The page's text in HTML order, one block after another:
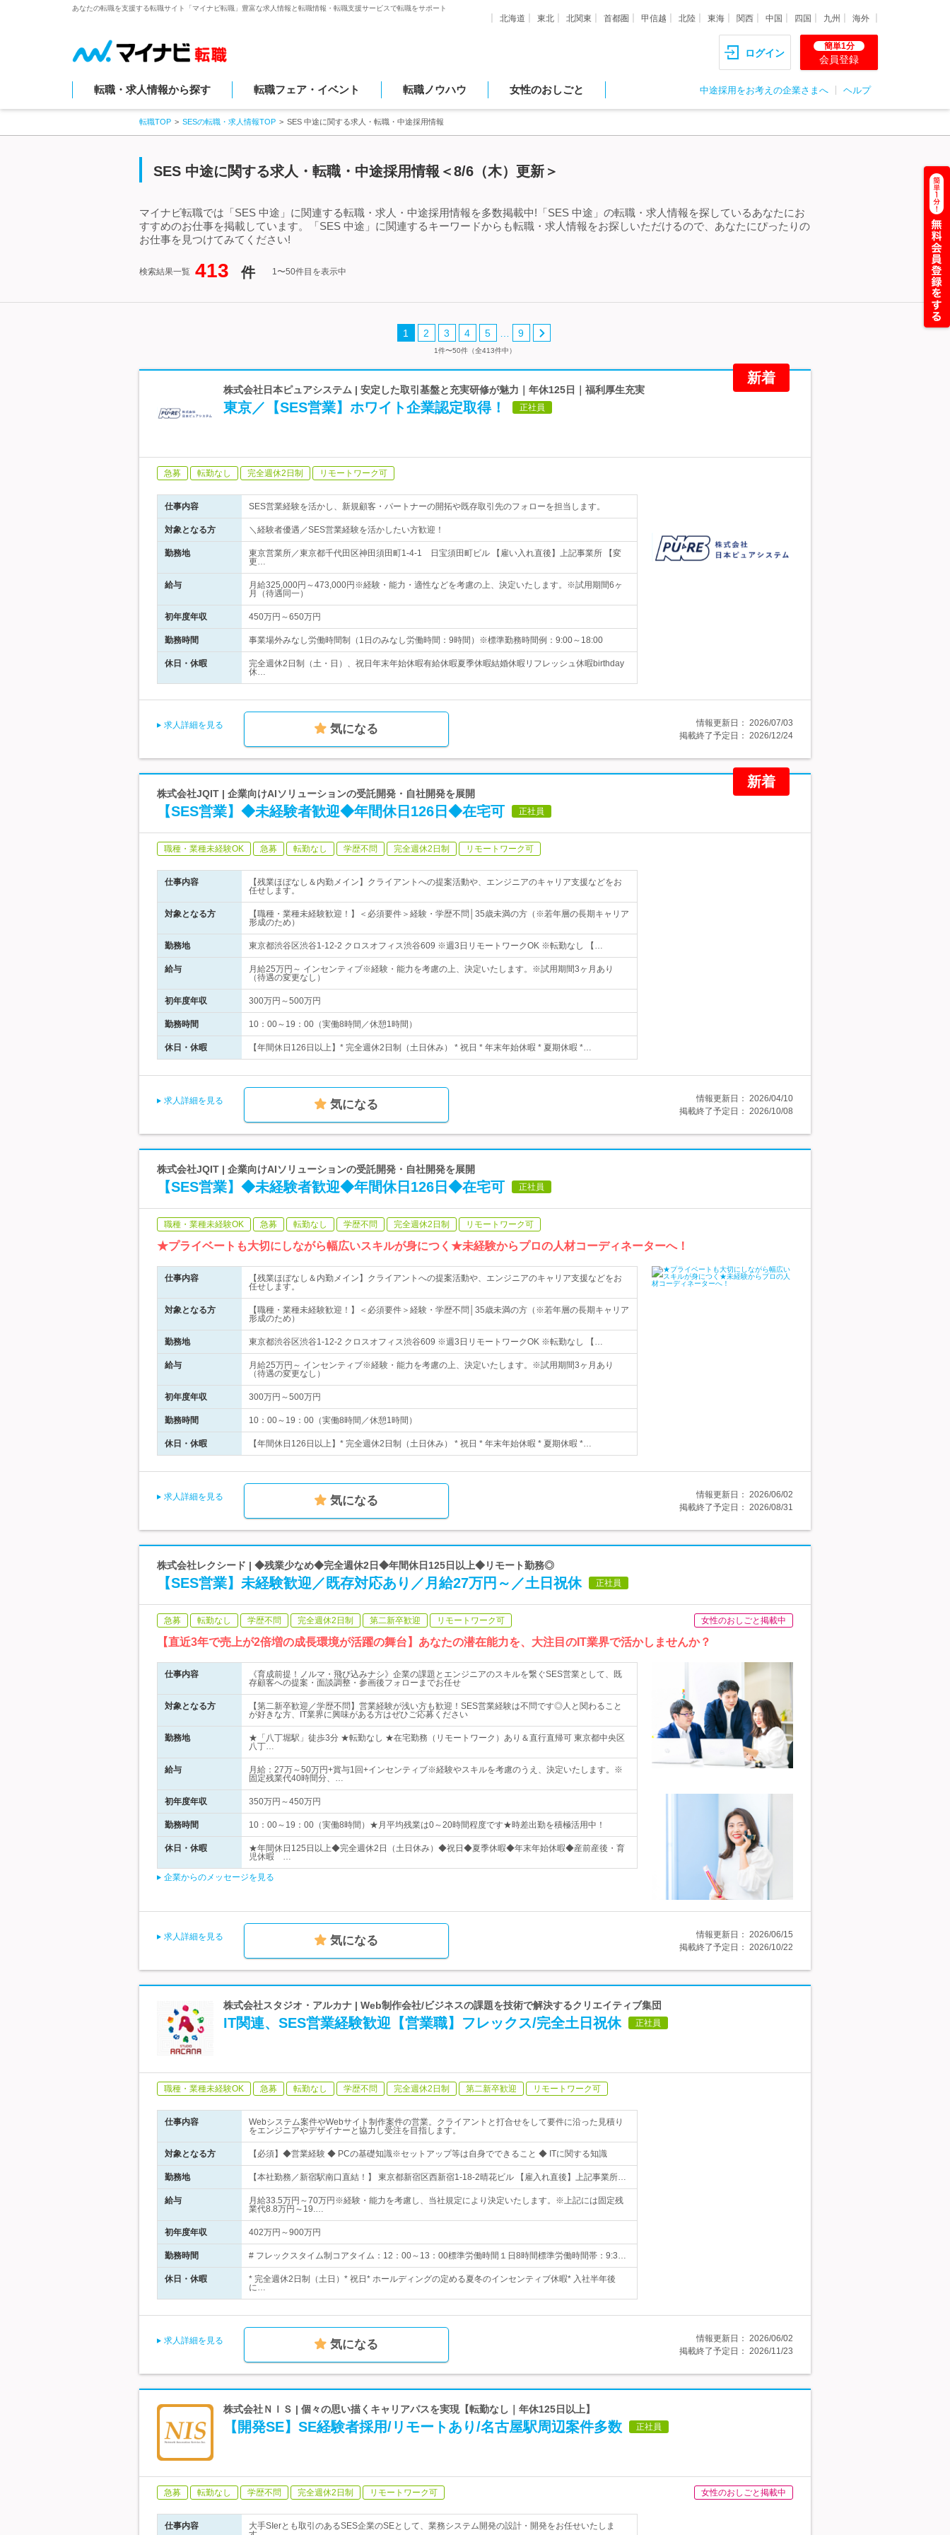
あなたの転職を支援する転職サイト「マイナビ転職」豊富な求人情報と転職情報・転職支援サービスで転職をサポート
北海道 東北 北関東 首都圏 甲信越 北陸 東海 関西 中国 四国 九州 海外
ログイン
簡単1分
会員登録
転職・求人情報から探す 転職フェア・イベント 転職ノウハウ 女性のおしごと 中途採用をお考えの企業さまへ ヘルプ
転職TOP SESの転職・求人情報TOP SES 中途に関する求人・転職・中途採用情報
SES 中途に関する求人・転職・中途採用情報＜8/6（木）更新＞
マイナビ転職では「SES 中途」に関連する転職・求人・中途採用情報を多数掲載中!「SES 中途」の転職・求人情報を探しているあなたにお
すすめのお仕事を掲載しています。「SES 中途」に関連するキーワードからも転職・求人情報をお探しいただけるので、あなたにぴったりの
お仕事を見つけてみてください!
検索結果一覧 413 件 1〜50件目を表示中
1 2 3 4 5 9
1件〜50件（全413件中）
新着
株式会社日本ピュアシステム | 安定した取引基盤と充実研修が魅力｜年休125日｜福利厚生充実
東京／【SES営業】ホワイト企業認定取得！ 正社員
急募 転勤なし 完全週休2日制 リモートワーク可
仕事内容 SES営業経験を活かし、新規顧客・パートナーの開拓や既存取引先のフォローを担当します。
対象となる方 ＼経験者優遇／SES営業経験を活かしたい方歓迎！
勤務地
東京営業所／東京都千代田区神田須田町1-4-1 日宝須田町ビル 【雇い入れ直後】上記事業所 【変
更…
給与
月給325,000円～473,000円※経験・能力・適性などを考慮の上、決定いたします。※試用期間6ヶ
月（待遇同一）
初年度年収 450万円～650万円
勤務時間 事業場外みなし労働時間制（1日のみなし労働時間：9時間）※標準勤務時間例：9:00～18:00
休日・休暇
完全週休2日制（土・日）、祝日年末年始休暇有給休暇夏季休暇結婚休暇リフレッシュ休暇birthday
休…
求人詳細を見る 気になる 情報更新日： 2026/07/03
掲載終了予定日： 2026/12/24
新着
株式会社JQIT | 企業向けAIソリューションの受託開発・自社開発を展開
【SES営業】◆未経験者歓迎◆年間休日126日◆在宅可 正社員
職種・業種未経験OK 急募 転勤なし 学歴不問 完全週休2日制 リモートワーク可
仕事内容
【残業ほぼなし＆内勤メイン】クライアントへの提案活動や、エンジニアのキャリア支援などをお
任せします。
対象となる方
【職種・業種未経験歓迎！】＜必須要件＞経験・学歴不問│35歳未満の方（※若年層の長期キャリア
形成のため）
勤務地 東京都渋谷区渋谷1-12-2 クロスオフィス渋谷609 ※週3日リモートワークOK ※転勤なし 【…
給与
月給25万円～ インセンティブ※経験・能力を考慮の上、決定いたします。※試用期間3ヶ月あり
（待遇の変更なし）
初年度年収 300万円～500万円
勤務時間 10：00～19：00（実働8時間／休憩1時間）
休日・休暇 【年間休日126日以上】* 完全週休2日制（土日休み） * 祝日 * 年末年始休暇 * 夏期休暇 *…
求人詳細を見る 気になる 情報更新日： 2026/04/10
掲載終了予定日： 2026/10/08
株式会社JQIT | 企業向けAIソリューションの受託開発・自社開発を展開
【SES営業】◆未経験者歓迎◆年間休日126日◆在宅可 正社員
職種・業種未経験OK 急募 転勤なし 学歴不問 完全週休2日制 リモートワーク可
★プライベートも大切にしながら幅広いスキルが身につく★未経験からプロの人材コーディネーターへ！
仕事内容
【残業ほぼなし＆内勤メイン】クライアントへの提案活動や、エンジニアのキャリア支援などをお
任せします。
対象となる方
【職種・業種未経験歓迎！】＜必須要件＞経験・学歴不問│35歳未満の方（※若年層の長期キャリア
形成のため）
勤務地 東京都渋谷区渋谷1-12-2 クロスオフィス渋谷609 ※週3日リモートワークOK ※転勤なし 【…
給与
月給25万円～ インセンティブ※経験・能力を考慮の上、決定いたします。※試用期間3ヶ月あり
（待遇の変更なし）
初年度年収 300万円～500万円
勤務時間 10：00～19：00（実働8時間／休憩1時間）
休日・休暇 【年間休日126日以上】* 完全週休2日制（土日休み） * 祝日 * 年末年始休暇 * 夏期休暇 *…
求人詳細を見る 気になる 情報更新日： 2026/06/02
掲載終了予定日： 2026/08/31
株式会社レクシード | ◆残業少なめ◆完全週休2日◆年間休日125日以上◆リモート勤務◎
【SES営業】未経験歓迎／既存対応あり／月給27万円～／土日祝休 正社員
急募 転勤なし 学歴不問 完全週休2日制 第二新卒歓迎 リモートワーク可 女性のおしごと掲載中
【直近3年で売上が2倍増の成長環境が活躍の舞台】あなたの潜在能力を、大注目のIT業界で活かしませんか？
仕事内容
《育成前提！ノルマ・飛び込みナシ》企業の課題とエンジニアのスキルを繋ぐSES営業として、既
存顧客への提案・面談調整・参画後フォローまでお任せ
対象となる方
【第二新卒歓迎／学歴不問】営業経験が浅い方も歓迎！SES営業経験は不問です◎人と関わること
が好きな方、IT業界に興味がある方はぜひご応募ください
勤務地
★「八丁堀駅」徒歩3分 ★転勤なし ★在宅勤務（リモートワーク）あり＆直行直帰可 東京都中央区
八丁…
給与
月給：27万～50万円+賞与1回+インセンティブ※経験やスキルを考慮のうえ、決定いたします。※
固定残業代40時間分、…
初年度年収 350万円～450万円
勤務時間 10：00～19：00（実働8時間）★月平均残業は0～20時間程度です★時差出勤を積極活用中！
休日・休暇
★年間休日125日以上◆完全週休2日（土日休み）◆祝日◆夏季休暇◆年末年始休暇◆産前産後・育
児休暇 …
企業からのメッセージを見る
求人詳細を見る 気になる 情報更新日： 2026/06/15
掲載終了予定日： 2026/10/22
株式会社スタジオ・アルカナ | Web制作会社/ビジネスの課題を技術で解決するクリエイティブ集団
IT関連、SES営業経験歓迎【営業職】フレックス/完全土日祝休 正社員
職種・業種未経験OK 急募 転勤なし 学歴不問 完全週休2日制 第二新卒歓迎 リモートワーク可
仕事内容
Webシステム案件やWebサイト制作案件の営業。クライアントと打合せをして要件に沿った見積り
をエンジニアやデザイナーと協力し受注を目指します。
対象となる方 【必須】◆営業経験 ◆ PCの基礎知識※セットアップ等は自身でできること ◆ ITに関する知識
勤務地 【本社勤務／新宿駅南口直結！】 東京都新宿区西新宿1-18-2晴花ビル 【雇入れ直後】上記事業所…
給与
月給33.5万円～70万円※経験・能力を考慮し、当社規定により決定いたします。※上記には固定残
業代8.8万円～19.…
初年度年収 402万円～900万円
勤務時間 # フレックスタイム制コアタイム：12：00～13：00標準労働時間１日8時間標準労働時間帯：9:3…
休日・休暇
* 完全週休2日制（土日）* 祝日* ホールディングの定める夏冬のインセンティブ休暇* 入社半年後
に…
求人詳細を見る 気になる 情報更新日： 2026/06/02
掲載終了予定日： 2026/11/23
株式会社ＮＩＳ | 個々の思い描くキャリアパスを実現【転勤なし｜年休125日以上】
【開発SE】SE経験者採用/リモートあり/名古屋駅周辺案件多数 正社員
急募 転勤なし 学歴不問 完全週休2日制 リモートワーク可 女性のおしごと掲載中
仕事内容
大手SIerとも取引のあるSES企業のSEとして、業務システム開発の設計・開発をお任せいたしま